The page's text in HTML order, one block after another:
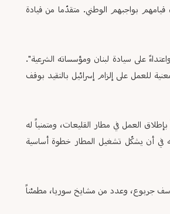
قيامهم بواجبهم الوطني. متقدّما من قيادة
على سيادة لبنان ومؤسساته الشرعية".
للعمل على إلزام إسرائيل بالتقيد بوقف
العمل في مطار القليعات، ومتمنياً له
في أن يشكّل تشغيل المطار خطوة أساسية
جربوع، وعدد من مشايخ سوريا، مطمئناً